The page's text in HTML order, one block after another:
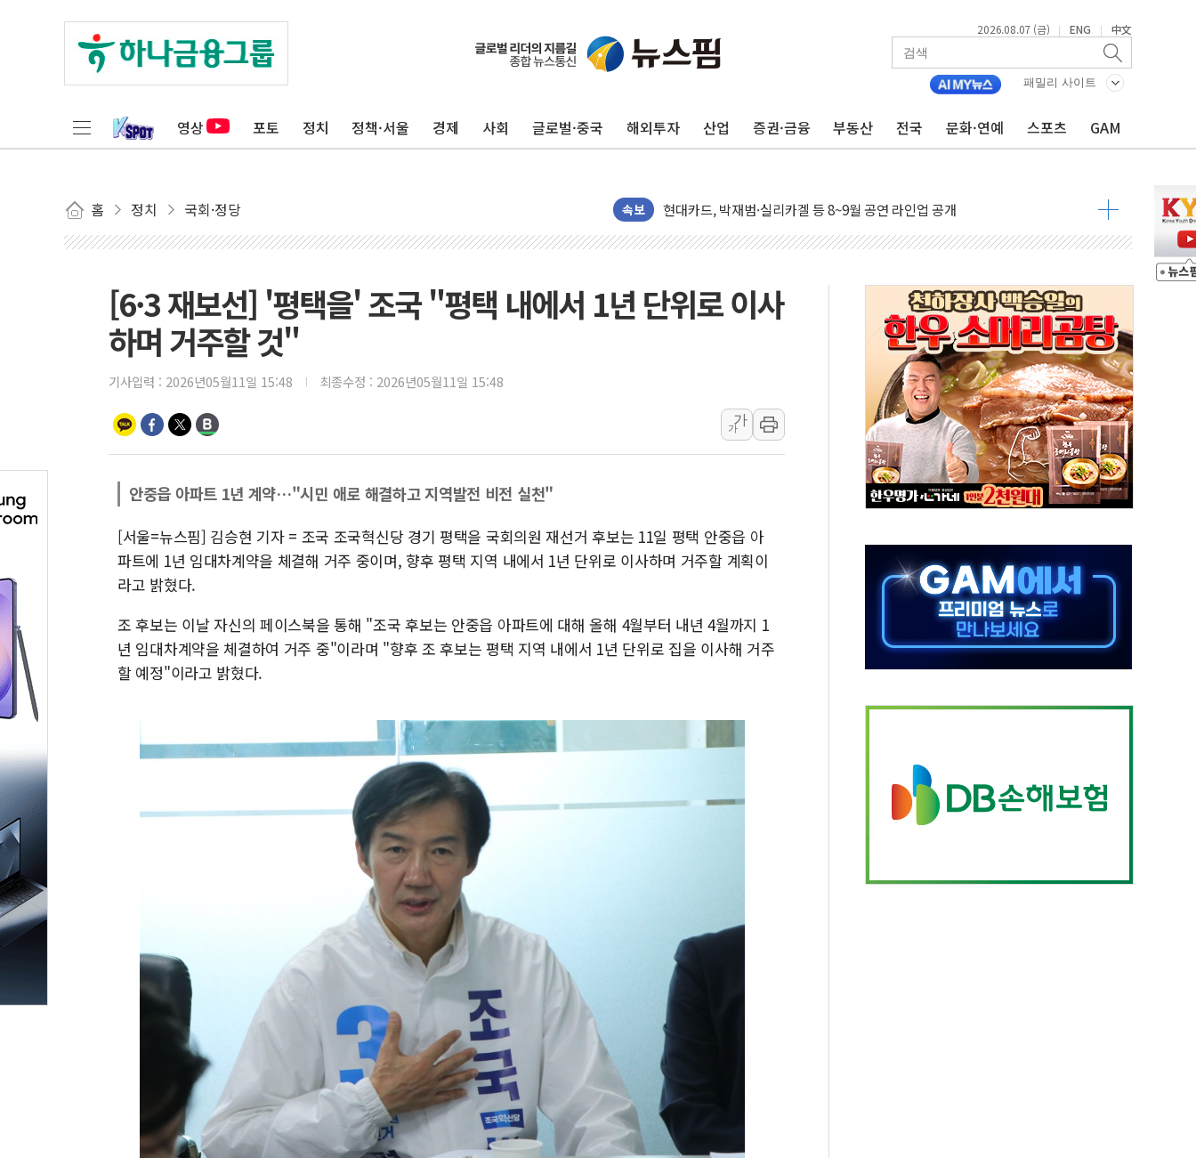
2026.08.07 (금) | ENG | 中文
패밀리 사이트
영상 포토 정치 정책·서울 경제 사회 글로벌·중국 해외투자 산업 증권·금융 부동산 전국 문화·연예 스포츠 GAM
홈 정치 국회·정당 속보
서울 재건축·재개발 정상화시 5년 내 9만가구 순증...이주 대란도 제한적
[인사] 공정거래위원회
반도체공학회 "R&D직 주 52시간제 개선해야…기술격차 확대 막아야"
카카오, 2026년 임금협약 타결…연봉 6.3% 인상
[르포] 육군, 2031년까지 3개 보급단 '1등급 스마트 물류센터' 전환
송도 신축 아파트서 외벽 테라스 떨어져…SK에코플랜트 "전수 조사"
"호남 없이 민주 당권 없다"...송영길·정청래·김민석, 호남 경선 앞두고 총력전
SK하이닉스, 주주환원 속도…"3분기 추가 방안 발표"
'무순위' 기회 왔다…신길·노량진·장위 서울 알짜 단지 주목
野 의원 42명, '사관학교 통합' 규탄 결의안 발의…이준석·한동훈 동참
IPARK현대산업개발, 노원구 어르신에 삼계탕 배식 봉사
준공업지역 용적률 400% 적용하니…재건축보다 재개발 사업성 개선↑
현대해상, 유튜브 양육 콘텐츠 '소셜아이어워드' 대상 수상
[컨콜] 롯데케미칼, "LPG 투입 비중 37%…하반기 확대 추진"
대형 저축은행 4%대 예금 사라진다, OK·애큐온·페퍼만 남아
서울 노원 40.2도…8년 만에 서울서 40도 넘어
한전, 한전기술지주 출범…에너지 유니콘기업 본격 육성
[6·3 재보선] '평택을' 조국 "평택 내에서 1년 단위로 이사
하며 거주할 것"
기사입력 : 2026년05월11일 15:48 최종수정 : 2026년05월11일 15:48
가
가
안중읍 아파트 1년 계약…"시민 애로 해결하고 지역발전 비전 실천"
[서울=뉴스핌] 김승현 기자 = 조국 조국혁신당 경기 평택을 국회의원 재선거 후보는 11일 평택 안중읍 아
파트에 1년 임대차계약을 체결해 거주 중이며, 향후 평택 지역 내에서 1년 단위로 이사하며 거주할 계획이
라고 밝혔다.
조 후보는 이날 자신의 페이스북을 통해 "조국 후보는 안중읍 아파트에 대해 올해 4월부터 내년 4월까지 1
년 임대차계약을 체결하여 거주 중"이라며 "향후 조 후보는 평택 지역 내에서 1년 단위로 집을 이사해 거주
할 예정"이라고 밝혔다.